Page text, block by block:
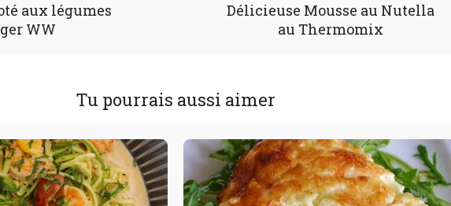
aux légumes
WW
Délicieuse Mousse au Nutella
au Thermomix
Tu pourrais aussi aimer